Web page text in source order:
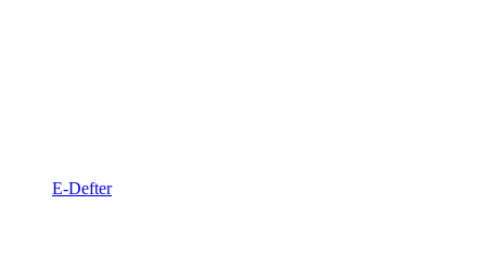
E-Defter